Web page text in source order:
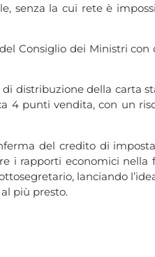
senza la cui rete è
Consiglio dei Ministri con
distribuzione della carta
4 punti vendita, con un
del credito di
i rapporti economici nella
lanciando
più presto.